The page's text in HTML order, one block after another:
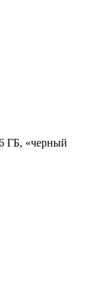
ГБ, «черный